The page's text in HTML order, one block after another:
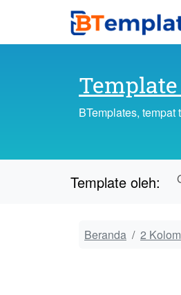
Template
BTemplates,
Template oleh:
Beranda 2 Kolom